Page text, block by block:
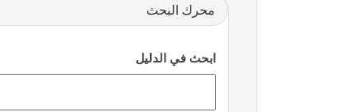
محرك البحث
ابحث في الدليل